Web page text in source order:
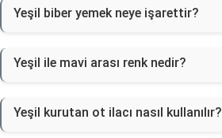
Yeşil biber yemek neye işarettir?
Yeşil ile mavi arası renk nedir?
Yeşil kurutan ot ilacı nasıl kullanılır?